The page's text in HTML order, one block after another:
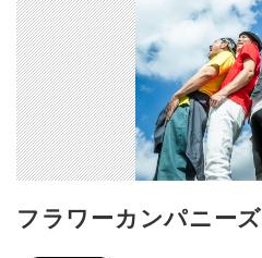
フラワーカンパニーズ